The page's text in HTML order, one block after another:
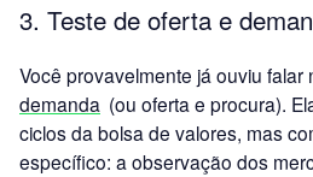
3. Teste de oferta e
Você provavelmente já ouviu falar
demanda (ou oferta e procura).
ciclos da bolsa de valores, mas
específico: a observação dos